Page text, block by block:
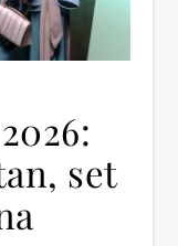
set